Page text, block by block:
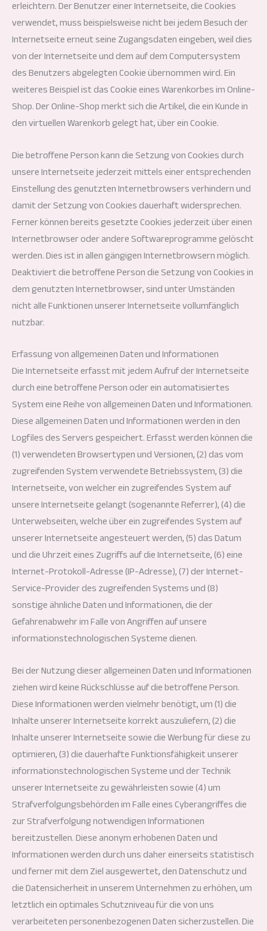
erleichtern. Der Benutzer einer Internetseite, die Cookies
verwendet, muss beispielsweise nicht bei jedem Besuch der
Internetseite erneut seine Zugangsdaten eingeben, weil dies
von der Internetseite und dem auf dem Computersystem
des Benutzers abgelegten Cookie übernommen wird. Ein
weiteres Beispiel ist das Cookie eines Warenkorbes im Online-
Shop. Der Online-Shop merkt sich die Artikel, die ein Kunde in
den virtuellen Warenkorb gelegt hat, über ein Cookie.
Die betroffene Person kann die Setzung von Cookies durch
unsere Internetseite jederzeit mittels einer entsprechenden
Einstellung des genutzten Internetbrowsers verhindern und
damit der Setzung von Cookies dauerhaft widersprechen.
Ferner können bereits gesetzte Cookies jederzeit über einen
Internetbrowser oder andere Softwareprogramme gelöscht
werden. Dies ist in allen gängigen Internetbrowsern möglich.
Deaktiviert die betroffene Person die Setzung von Cookies in
dem genutzten Internetbrowser, sind unter Umständen
nicht alle Funktionen unserer Internetseite vollumfänglich
nutzbar.
Erfassung von allgemeinen Daten und Informationen
Die Internetseite erfasst mit jedem Aufruf der Internetseite
durch eine betroffene Person oder ein automatisiertes
System eine Reihe von allgemeinen Daten und Informationen.
Diese allgemeinen Daten und Informationen werden in den
Logfiles des Servers gespeichert. Erfasst werden können die
(1) verwendeten Browsertypen und Versionen, (2) das vom
zugreifenden System verwendete Betriebssystem, (3) die
Internetseite, von welcher ein zugreifendes System auf
unsere Internetseite gelangt (sogenannte Referrer), (4) die
Unterwebseiten, welche über ein zugreifendes System auf
unserer Internetseite angesteuert werden, (5) das Datum
und die Uhrzeit eines Zugriffs auf die Internetseite, (6) eine
Internet-Protokoll-Adresse (IP-Adresse), (7) der Internet-
Service-Provider des zugreifenden Systems und (8)
sonstige ähnliche Daten und Informationen, die der
Gefahrenabwehr im Falle von Angriffen auf unsere
informationstechnologischen Systeme dienen.
Bei der Nutzung dieser allgemeinen Daten und Informationen
ziehen wird keine Rückschlüsse auf die betroffene Person.
Diese Informationen werden vielmehr benötigt, um (1) die
Inhalte unserer Internetseite korrekt auszuliefern, (2) die
Inhalte unserer Internetseite sowie die Werbung für diese zu
optimieren, (3) die dauerhafte Funktionsfähigkeit unserer
informationstechnologischen Systeme und der Technik
unserer Internetseite zu gewährleisten sowie (4) um
Strafverfolgungsbehörden im Falle eines Cyberangriffes die
zur Strafverfolgung notwendigen Informationen
bereitzustellen. Diese anonym erhobenen Daten und
Informationen werden durch uns daher einerseits statistisch
und ferner mit dem Ziel ausgewertet, den Datenschutz und
die Datensicherheit in unserem Unternehmen zu erhöhen, um
letztlich ein optimales Schutzniveau für die von uns
verarbeiteten personenbezogenen Daten sicherzustellen. Die